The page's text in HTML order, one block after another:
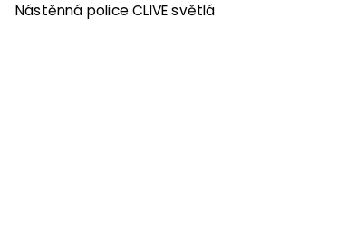
Nástěnná police CLIVE světlá